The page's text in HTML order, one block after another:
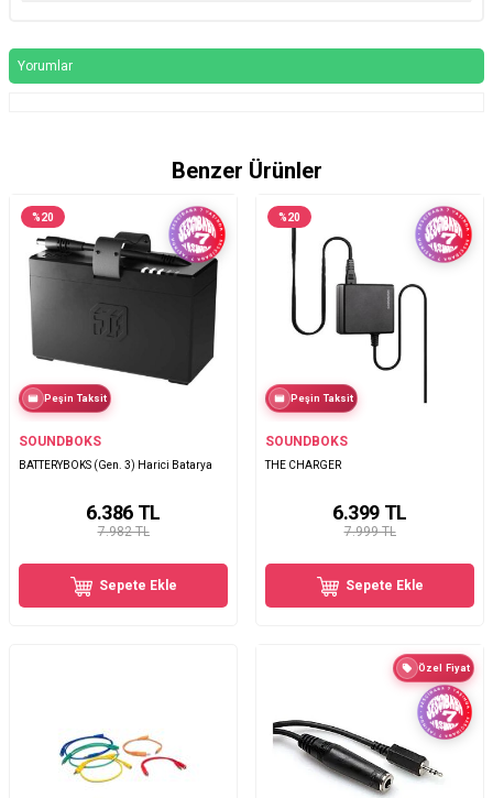
Yorumlar
Benzer Ürünler
%20
Peşin Taksit
SOUNDBOKS
BATTERYBOKS (Gen. 3) Harici Batarya
7.982 TL
6.386 TL
Sepete Ekle
%20
Peşin Taksit
SOUNDBOKS
THE CHARGER
7.999 TL
6.399 TL
Sepete Ekle
Özel Fiyat